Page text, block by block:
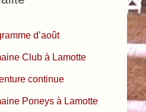
d’août
Club à Lamotte
continue
Poneys à Lamotte